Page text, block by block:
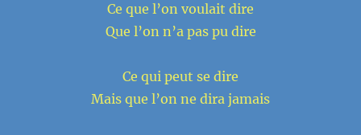
Ce que l’on voulait dire
Que l’on n’a pas pu dire
Ce qui peut se dire
Mais que l’on ne dira jamais